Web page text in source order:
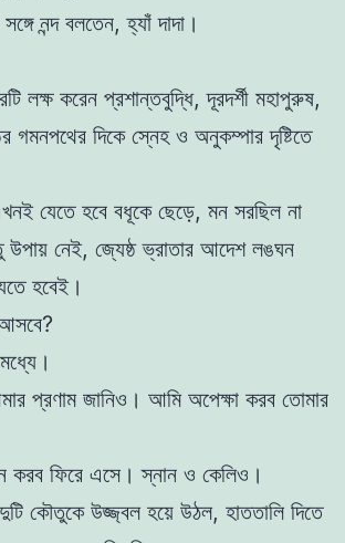
নন্দ বলতেন, হ্যাঁ দাদা।
লক্ষ করেন প্রশান্তবুদ্ধি, দূরদর্শী মহাপুরুষ,
গমনপথের দিকে স্নেহ ও অনুকম্পার দৃষ্টিতে
যেতে হবে বধূকে ছেড়ে, মন সরছিল না
উপায় নেই, জ্যেষ্ঠ ভ্রাতার আদেশ লঙঘন
হবেই।
প্রণাম জানিও। আমি অপেক্ষা করব তোমার
করব ফিরে এসে। স্নান ও কেলিও।
কৌতুকে উজ্জ্বল হয়ে উঠল, হাততালি দিতে